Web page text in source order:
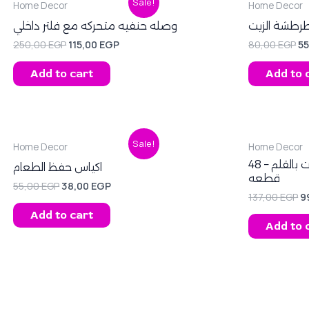
Home Decor
وصله حنفيه متحركه مع فلتر داخلي
250,00EGP
was:
250,00 EGP.
115,00 EGP
price
is:
115,00 EGP.
Add to cart
Home Decor
الزيت
80,00EGP
Add to
Sale!
Home Decor
اكياس حفظ الطعام
55,00EGP
price
was:
55,00 EGP.
38,00 EGP
Current
price
Add to cart
Home Decor
استيكر التوابل و الملاحظات بالقلم – 48
قطعه
137,00EGP
Add to